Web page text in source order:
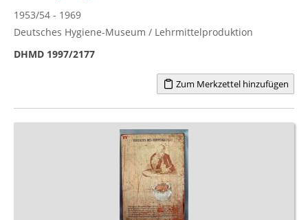
1953/54 - 1969
Deutsches Hygiene-Museum / Lehrmittelproduktion
DHMD 1997/2177
Zum Merkzettel hinzufügen